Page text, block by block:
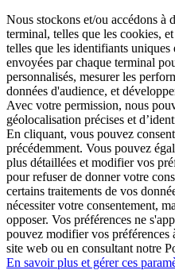
Nous stockons et/ou accédons à
terminal, telles que les cookies,
telles que les identifiants
envoyées par chaque terminal
personnalisés, mesurer les
données d'audience, et
Avec votre permission, nous
géolocalisation précises et
En cliquant, vous pouvez
précédemment. Vous pouvez
plus détaillées et modifier vos
pour refuser de donner votre
certains traitements de vos
nécessiter votre consentement,
opposer. Vos préférences ne
pouvez modifier vos préférences
site web ou en consultant notre
En savoir plus et gérer ces